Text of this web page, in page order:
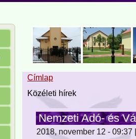
Címlap
Közéleti hírek
Nemzeti Adó- és
2018, november 12 - 09:37